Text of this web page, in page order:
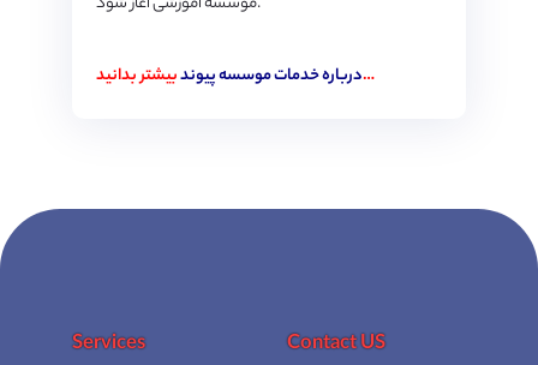
درباره خدمات موسسه پیوندبیشتر بدانید…
Contact US
Services